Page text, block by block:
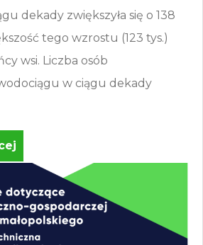
dekady zwiększyła się o 138
tego wzrostu (123 tys.)
wsi. Liczba osób
w ciągu dekady